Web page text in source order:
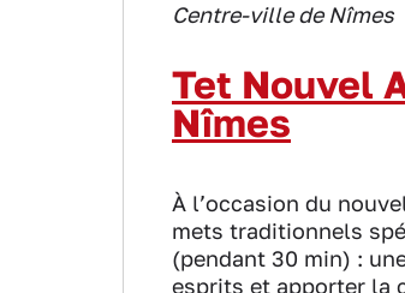
Centre-ville de Nîmes
Tet Nouvel
Nîmes
À l’occasion du
mets traditionnels
(pendant 30 min) :
esprits et apporter la